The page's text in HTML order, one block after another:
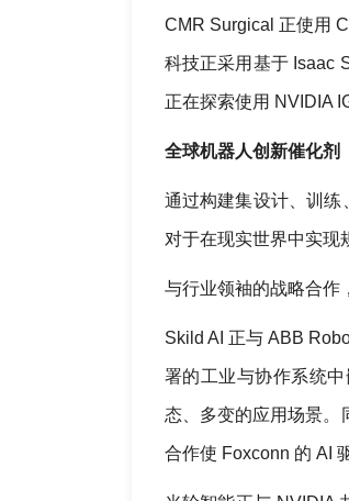
CMR Surgical 正使用
科技正采用基于 Isaac
正在探索使用 NVIDIA
全球机器人创新催化剂
通过构建集设计、训练
对于在现实世界中实现
与行业领袖的战略合作
Skild AI 正与 ABB
署的工业与协作系统
态、多变的应用场景。
合作使 Foxconn 的 AI